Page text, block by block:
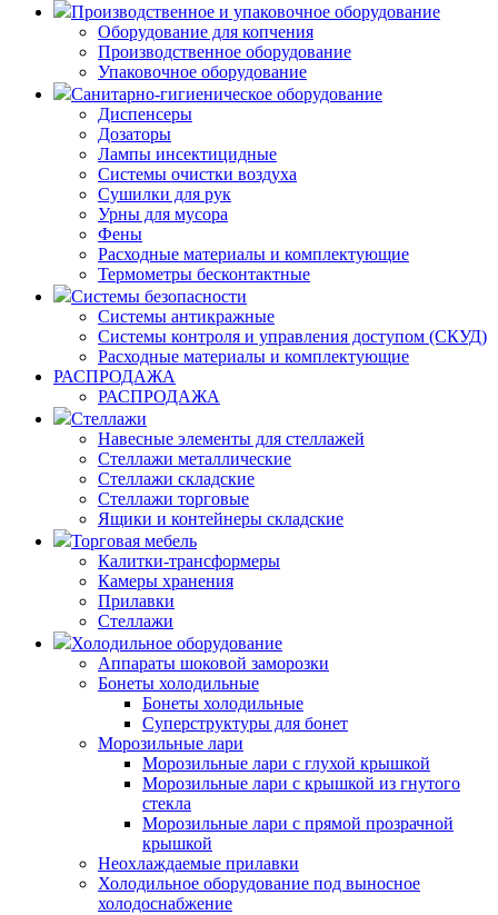
Производственное и упаковочное оборудование
Оборудование для копчения
Производственное оборудование
Упаковочное оборудование
Санитарно-гигиеническое оборудование
Диспенсеры
Дозаторы
Лампы инсектицидные
Системы очистки воздуха
Сушилки для рук
Урны для мусора
Фены
Расходные материалы и комплектующие
Термометры бесконтактные
Системы безопасности
Системы антикражные
Системы контроля и управления доступом (СКУД)
Расходные материалы и комплектующие
РАСПРОДАЖА
РАСПРОДАЖА
Стеллажи
Навесные элементы для стеллажей
Стеллажи металлические
Стеллажи складские
Стеллажи торговые
Ящики и контейнеры складские
Торговая мебель
Калитки-трансформеры
Камеры хранения
Прилавки
Стеллажи
Холодильное оборудование
Аппараты шоковой заморозки
Бонеты холодильные
Бонеты холодильные
Суперструктуры для бонет
Морозильные лари
Морозильные лари с глухой крышкой
Морозильные лари с крышкой из гнутого
стекла
Морозильные лари с прямой прозрачной
крышкой
Неохлаждаемые прилавки
Холодильное оборудование под выносное
холодоснабжение